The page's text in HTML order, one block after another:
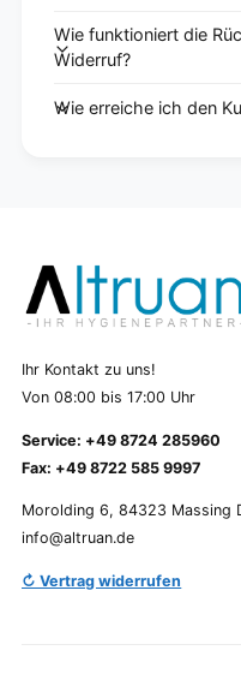
Wie funktioniert die
Widerruf?
Wie erreiche ich den
Ihr Kontakt zu uns!
Von 08:00 bis 17:00 Uhr
Service: +49 8724 285960
Fax: +49 8722 585 9997
Morolding 6, 84323 Massing
info@altruan.de
↻ Vertrag widerrufen